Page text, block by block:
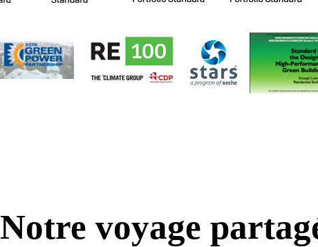
Notre voyage